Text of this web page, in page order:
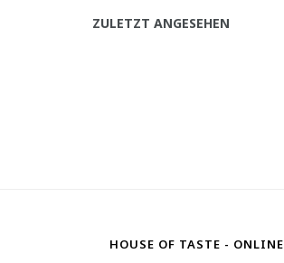
ZULETZT ANGESEHEN
HOUSE OF TASTE - ONLINE